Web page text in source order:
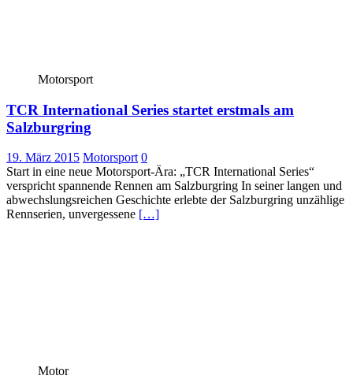
Motorsport
TCR International Series startet erstmals am
Salzburgring
19. März 2015 Motorsport 0
Start in eine neue Motorsport-Ära: „TCR International Series“
verspricht spannende Rennen am Salzburgring In seiner langen und
abwechslungsreichen Geschichte erlebte der Salzburgring unzählige
Rennserien, unvergessene […]
Motor